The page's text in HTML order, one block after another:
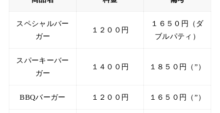
スペシャルバー
ガー
１２００円
１６５０円（ダ
ブルパティ）
スパーキーバー
ガー
１４００円 １８５０円（”）
BBQバーガー １２００円 １６５０円（”）